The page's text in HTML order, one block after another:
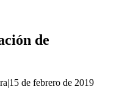
de
|15 de febrero de 2019